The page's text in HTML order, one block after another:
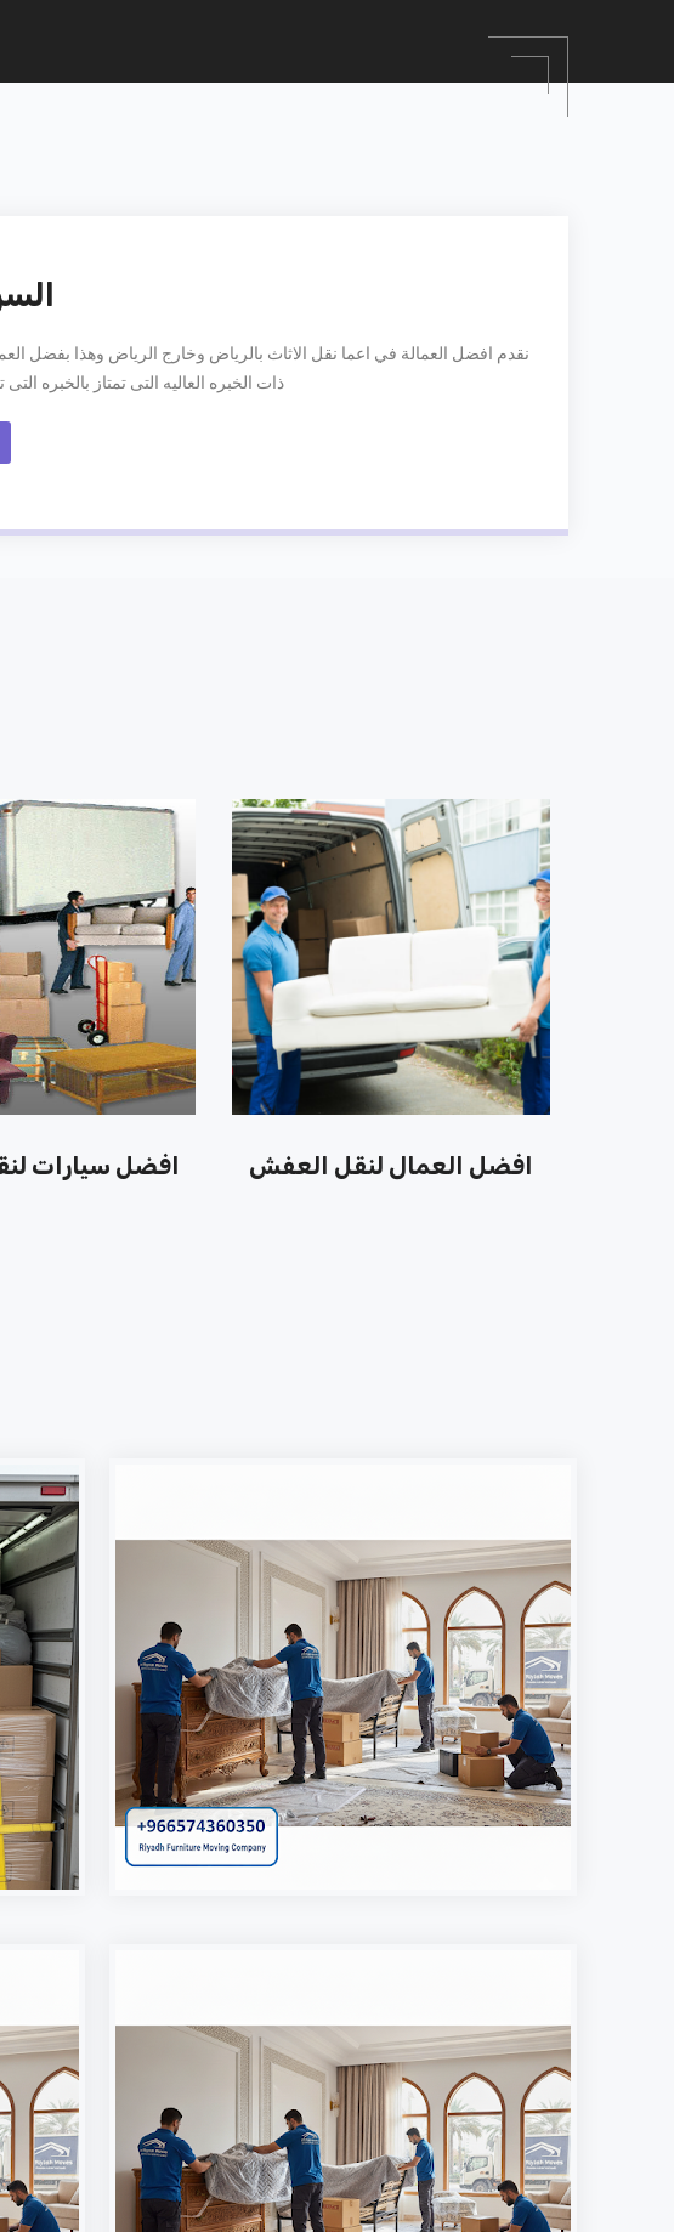
نقدم افضل العمالة في اعما نقل الاثاث بالرياض وخارج الرياض وهذا بفضل
ذات الخبره العاليه التى تمتاز بالخبره التى تمتد الى 10 سنوات بالرياض للطلب يرجى الضفط على الازرار
افضل العمال لنقل العفش افضل سيارات